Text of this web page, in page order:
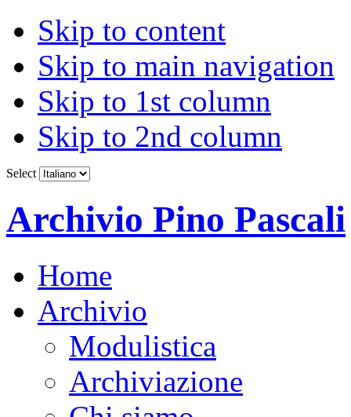
Skip to content
Skip to main navigation
Skip to 1st column
Skip to 2nd column
Select
Archivio Pino Pascali
Home
Archivio
Modulistica
Archiviazione